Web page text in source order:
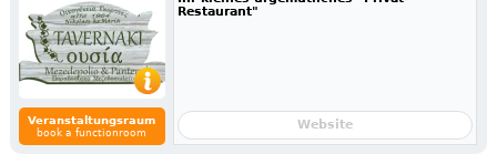
Veranstaltungsraum
book a functionroom
Restaurant"
Website